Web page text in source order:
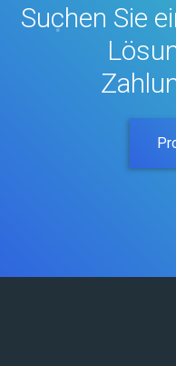
Suchen Sie